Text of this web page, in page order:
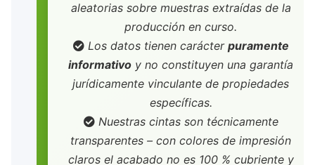
aleatorias sobre muestras extraídas de la
producción en curso.
Los datos tienen carácter puramente
informativo y no constituyen una garantía
jurídicamente vinculante de propiedades
específicas.
Nuestras cintas son técnicamente
transparentes – con colores de impresión
claros el acabado no es 100 % cubriente y